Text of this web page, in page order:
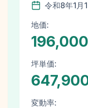
令和8年1月
地価:
坪単価:
変動率: